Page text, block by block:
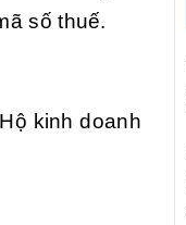
số thuế.
kinh doanh